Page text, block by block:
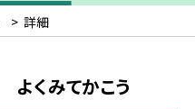
> 詳細
くみてかこう